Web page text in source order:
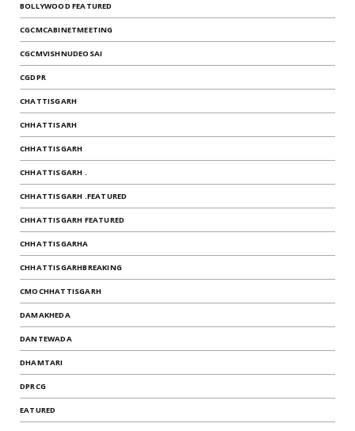
BOLLYWOOD FEATURED
CGCMCABINETMEETING
CGCMVISHNUDEOSAI
CGDPR
CHATTISGARH
CHHATTISARH
CHHATTISGARH
CHHATTISGARH .
CHHATTISGARH .FEATURED
CHHATTISGARH FEATURED
CHHATTISGARHA
CHHATTISGARHBREAKING
CMOCHHATTISGARH
DAMAKHEDA
DANTEWADA
DHAMTARI
DPRCG
EATURED